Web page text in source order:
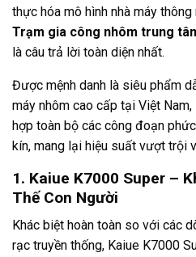
thực hóa mô hình nhà máy
Trạm gia công nhôm trung
là câu trả lời toàn diện nhất.
Được mệnh danh là siêu phẩm
máy nhôm cao cấp tại Việt
hợp toàn bộ các công đoạn
kín, mang lại hiệu suất vượt trội
1. Kaiue K7000 Super –
Thế Con Người
Khác biệt hoàn toàn so với các
rạc truyền thống, Kaiue K7000